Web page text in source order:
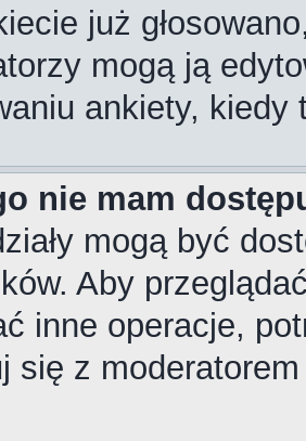
już
mogą ją
ankiety, kiedy
nie mam
mogą być
Aby
inne operacje,
się z